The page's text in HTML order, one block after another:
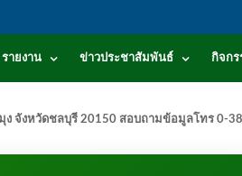
รายงาน ข่าวประชาสัมพันธ์ กิจกร
จังหวัดชลบุรี 20150 สอบถามข้อมูลโทร 0-